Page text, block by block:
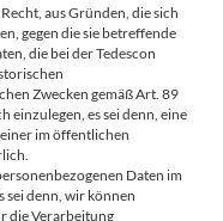
aus Gründen, die sich
gegen die sie betreffende
die bei der Tedescon
Zwecken gemäß Art. 89
einzulegen, es sei denn, eine
im öffentlichen
Daten im
sei denn, wir können
die Verarbeitung